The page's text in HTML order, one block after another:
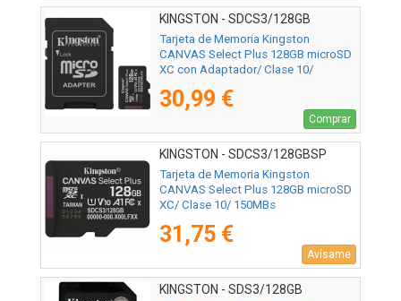
KINGSTON - SDCS3/128GB
Tarjeta de Memoria Kingston
CANVAS Select Plus 128GB microSD
XC con Adaptador/ Clase 10/
30,99 €
Comprar
KINGSTON - SDCS3/128GBSP
Tarjeta de Memoria Kingston
CANVAS Select Plus 128GB microSD
XC/ Clase 10/ 150MBs
31,75 €
Avísame
KINGSTON - SDS3/128GB